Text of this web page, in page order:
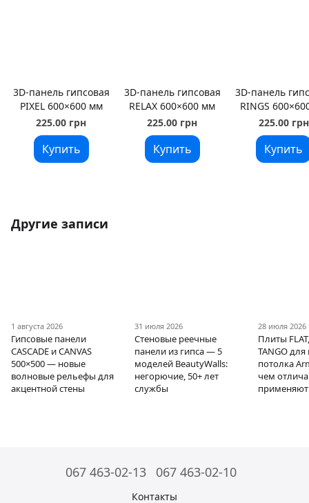
3D-панель гипсовая
PIXEL 600×600 мм
225.00 грн
Купить
3D-панель гипсовая
RELAX 600×600 мм
225.00 грн
Купить
3D-панель
RINGS
225.00 грн
Купить
Другие записи
1 августа 2026
Гипсовые панели
CASCADE и CANVAS
500×500 — новые
волновые рельефы для
акцентной стены
31 июля 2026
Стеновые реечные
панели из гипса — 5
моделей BeautyWalls:
негорючие, 50+ лет
службы
28 июля 2026
Плиты
TANGO
потолка
чем
применяют
067 463-02-13 067 463-02-10
Контакты